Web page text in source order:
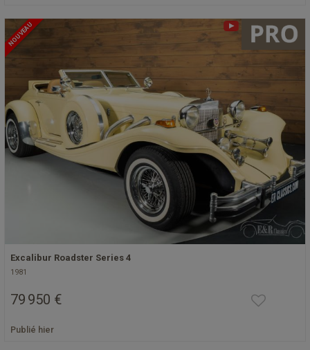
NOUVEAU
Excalibur Roadster Series 4
1981
79 950 €
Publié hier